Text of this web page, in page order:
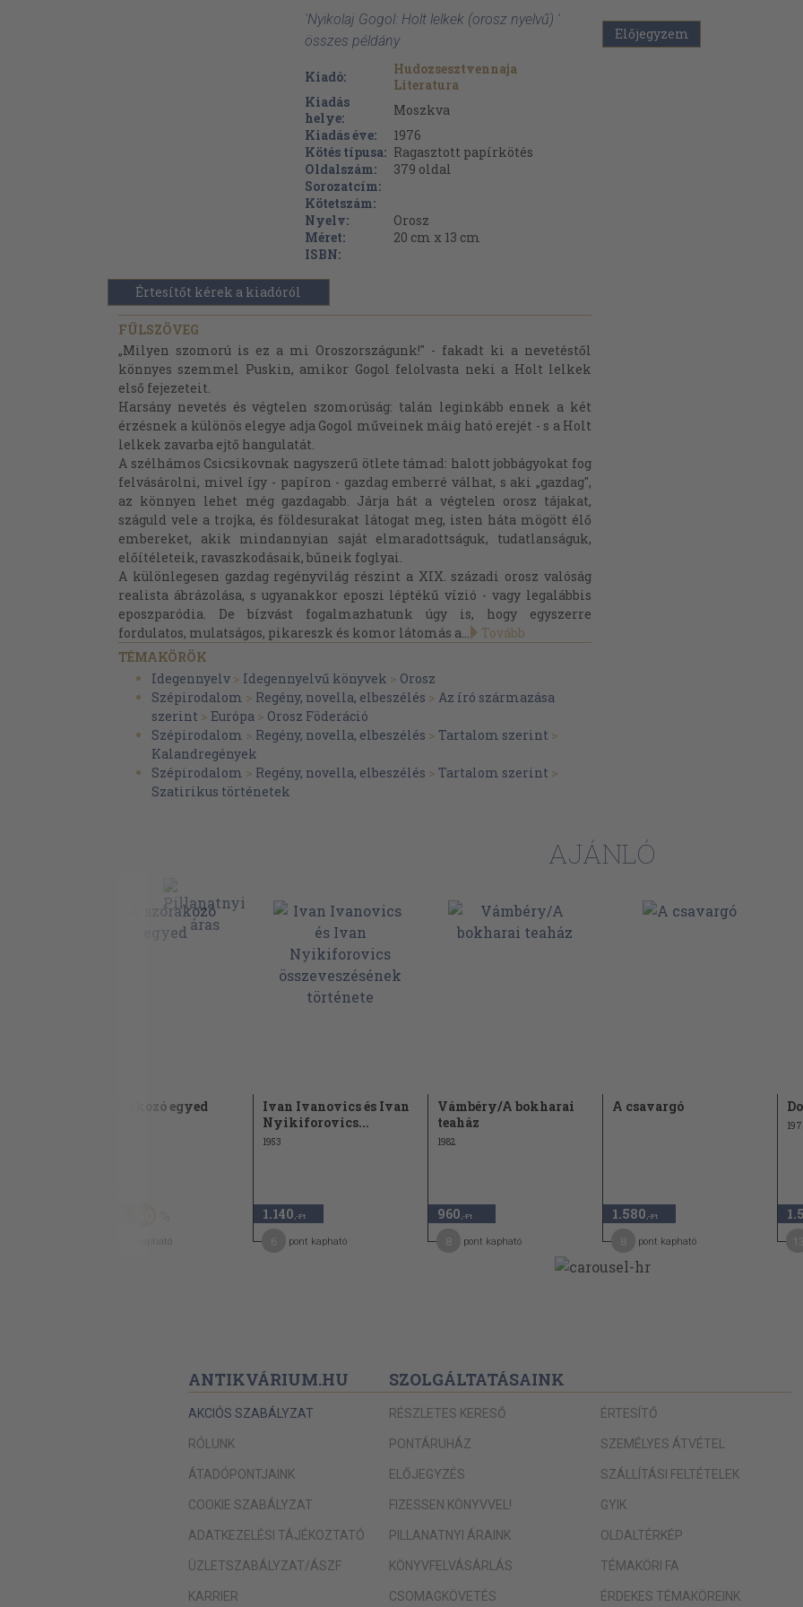
'Nyikolaj Gogol: Holt lelkek (orosz nyelvű) '
összes példány
Kiadó:
Hudozsesztvennaja
Literatura
Kiadás
helye:
Moszkva
Kiadás éve:
1976
Kötés típusa: Ragasztott papírkötés
Oldalszám:
379 oldal
Sorozatcím:
Kötetszám:
Nyelv:
Orosz
Méret:
20 cm x 13 cm
ISBN:
Értesítőt kérek a kiadóról
FÜLSZÖVEG
„Milyen szomorú is ez a mi Oroszországunk!" - fakadt ki a nevetéstől
könnyes szemmel Puskin, amikor Gogol felolvasta neki a Holt lelkek
első fejezeteit.
Harsány nevetés és végtelen szomorúság: talán leginkább ennek a két
érzésnek a különös elegye adja Gogol műveinek máig ható erejét - s a Holt
lelkek zavarba ejtő hangulatát.
A szélhámos Csicsikovnak nagyszerű ötlete támad: halott jobbágyokat fog
felvásárolni, mivel így - papíron - gazdag emberré válhat, s aki „gazdag",
az könnyen lehet még gazdagabb. Járja hát a végtelen orosz tájakat,
száguld vele a trojka, és földesurakat látogat meg, isten háta mögött élő
embereket, akik mindannyian saját elmaradottságuk, tudatlanságuk,
előítéleteik, ravaszkodásaik, bűneik foglyai.
A különlegesen gazdag regényvilág részint a XIX. századi orosz valóság
realista ábrázolása, s ugyanakkor eposzi léptékű vízió - vagy legalábbis
eposzparódia. De bízvást fogalmazhatunk úgy is, hogy egyszerre
fordulatos, mulatságos, pikareszk és komor látomás a...
Tovább
TÉMAKÖRÖK
Idegennyelv > Idegennyelvű könyvek > Orosz
Szépirodalom > Regény, novella, elbeszélés > Az író származása
szerint > Európa > Orosz Föderáció
Szépirodalom > Regény, novella, elbeszélés > Tartalom szerint >
Kalandregények
Szépirodalom > Regény, novella, elbeszélés > Tartalom szerint >
Szatirikus történetek
Előjegyzem
AJÁNLÓ
A szórakozó egyed
pont kapható
Ivan Ivanovics és Ivan
Nyikiforovics...
1953
1.140 ,-Ft
pont kapható
Vámbéry/A bokharai
teaház
1982
960 ,-Ft
pont kapható
A csavargó
1.580 ,-Ft
pont kapható
ANTIKVÁRIUM.HU
AKCIÓS SZABÁLYZAT
RÓLUNK
ÁTADÓPONTJAINK
COOKIE SZABÁLYZAT
ADATKEZELÉSI TÁJÉKOZTATÓ
ÜZLETSZABÁLYZAT/ÁSZF
KARRIER
SZOLGÁLTATÁSAINK
RÉSZLETES KERESŐ
PONTÁRUHÁZ
ELŐJEGYZÉS
FIZESSEN KÖNYVVEL!
PILLANATNYI ÁRAINK
KÖNYVFELVÁSÁRLÁS
CSOMAGKÖVETÉS
ÉRTESÍTŐ
SZEMÉLYES ÁTVÉTEL
SZÁLLÍTÁSI FELTÉTELEK
GYIK
OLDALTÉRKÉP
TÉMAKÖRI FA
ÉRDEKES TÉMAKÖREINK